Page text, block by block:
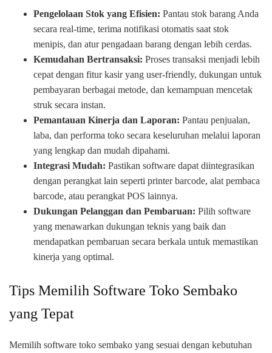
Pengelolaan Stok yang Efisien: Pantau stok barang Anda
secara real-time, terima notifikasi otomatis saat stok
menipis, dan atur pengadaan barang dengan lebih cerdas.
Kemudahan Bertransaksi: Proses transaksi menjadi lebih
cepat dengan fitur kasir yang user-friendly, dukungan untuk
pembayaran berbagai metode, dan kemampuan mencetak
struk secara instan.
Pemantauan Kinerja dan Laporan: Pantau penjualan,
laba, dan performa toko secara keseluruhan melalui laporan
yang lengkap dan mudah dipahami.
Integrasi Mudah: Pastikan software dapat diintegrasikan
dengan perangkat lain seperti printer barcode, alat pembaca
barcode, atau perangkat POS lainnya.
Dukungan Pelanggan dan Pembaruan: Pilih software
yang menawarkan dukungan teknis yang baik dan
mendapatkan pembaruan secara berkala untuk memastikan
kinerja yang optimal.
Tips Memilih Software Toko Sembako
yang Tepat
Memilih software toko sembako yang sesuai dengan kebutuhan